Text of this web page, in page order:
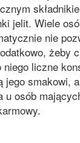
jelit. Wiele
nie
żeby
liczne
jego smakowi,
u osób